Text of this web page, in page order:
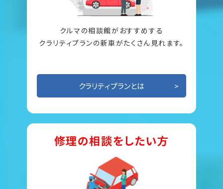
クルマの相談館がおすすめする
クラリティプランの新車がたくさん見れます。
クラリティプランとは
修理の相談をしたい方